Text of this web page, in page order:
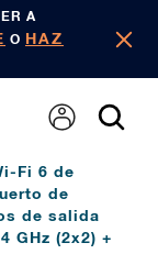
A
O HAZ
Fi 6 de
de
de salida
GHz (2x2) +